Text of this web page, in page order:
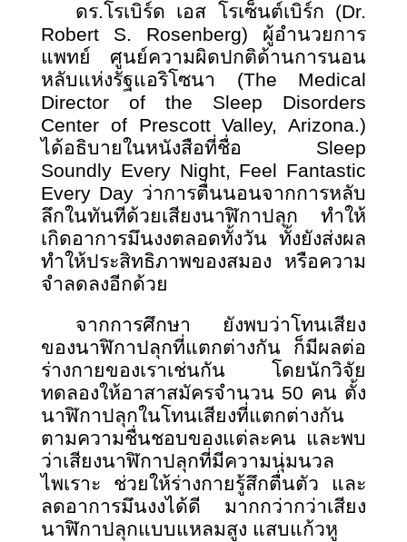
ดร.โรเบิร์ด เอส โรเซ็นต์เบิร์ก (Dr.
Robert S. Rosenberg) ผู้อำนวยการ
แพทย์ ศูนย์ความผิดปกติด้านการนอน
หลับแห่งรัฐแอริโซนา (The Medical
Director of the Sleep Disorders
Center of Prescott Valley, Arizona.)
ได้อธิบายในหนังสือที่ชื่อ Sleep
Soundly Every Night, Feel Fantastic
Every Day ว่าการตื่นนอนจากการหลับ
ลึกในทันทีด้วยเสียงนาฬิกาปลุก ทำให้
เกิดอาการมึนงงตลอดทั้งวัน ทั้งยังส่งผล
ทำให้ประสิทธิภาพของสมอง หรือความ
จำลดลงอีกด้วย
จากการศึกษา ยังพบว่าโทนเสียง
ของนาฬิกาปลุกที่แตกต่างกัน ก็มีผลต่อ
ร่างกายของเราเช่นกัน โดยนักวิจัย
ทดลองให้อาสาสมัครจำนวน 50 คน ตั้ง
นาฬิกาปลุกในโทนเสียงที่แตกต่างกัน
ตามความชื่นชอบของแต่ละคน และพบ
ว่าเสียงนาฬิกาปลุกที่มีความนุ่มนวล
ไพเราะ ช่วยให้ร่างกายรู้สึกตื่นตัว และ
ลดอาการมึนงงได้ดี มากกว่ากว่าเสียง
นาฬิกาปลุกแบบแหลมสูง แสบแก้วหู